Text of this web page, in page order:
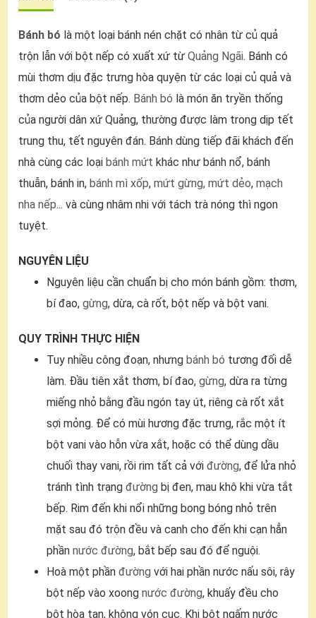
Bánh bó là một loại bánh nén chặt có nhân từ củ quả
trộn lẫn với bột nếp có xuất xứ từ Quảng Ngãi. Bánh có
mùi thơm dịu đặc trưng hòa quyện từ các loại củ quả và
thơm dẻo của bột nếp. Bánh bó là món ăn tryền thống
của người dân xứ Quảng, thường được làm trong dịp tết
trung thu, tết nguyên đán. Bánh dùng tiếp đãi khách đến
nhà cùng các loại bánh mứt khác như bánh nổ, bánh
thuẫn, bánh in, bánh mì xốp, mứt gừng, mứt dẻo, mạch
nha nếp... và cùng nhâm nhi với tách trà nóng thì ngon
tuyệt.
NGUYÊN LIỆU
Nguyên liệu cần chuẩn bị cho món bánh gồm: thơm,
bí đao, gừng, dừa, cà rốt, bột nếp và bột vani.
QUY TRÌNH THỰC HIỆN
Tuy nhiều công đoạn, nhưng bánh bó tương đối dễ
làm. Đầu tiên xắt thơm, bí đao, gừng, dừa ra từng
miếng nhỏ bằng đầu ngón tay út, riêng cà rốt xắt
sợi mỏng. Để có mùi hương đặc trưng, rắc một ít
bột vani vào hỗn vừa xắt, hoặc có thể dùng dầu
chuối thay vani, rồi rim tất cả với đường, để lửa nhỏ
tránh tình trạng đường bị đen, mau khô khi vừa tắt
bếp. Rim đến khi nổi những bong bóng nhỏ trên
mặt sau đó trộn đều và canh cho đến khi cạn hẳn
phần nước đường, bắt bếp sau đó để nguội.
Hoà một phần đường với hai phần nước nấu sôi, rây
bột nếp vào xoong nước đường, khuấy đều cho
bột hòa tan, không vón cục. Khi bột ngấm nước